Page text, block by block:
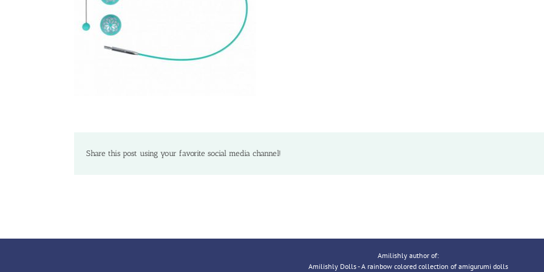
Share this post using your favorite social media channel!
Amilishly author of:
Amilishly Dolls - A rainbow colored collection of amigurumi dolls